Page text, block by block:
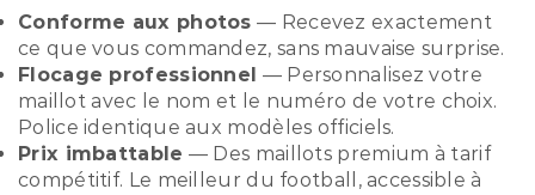
Conforme aux photos — Recevez exactement
ce que vous commandez, sans mauvaise surprise.
Flocage professionnel — Personnalisez votre
maillot avec le nom et le numéro de votre choix.
Police identique aux modèles officiels.
Prix imbattable — Des maillots premium à tarif
compétitif. Le meilleur du football, accessible à